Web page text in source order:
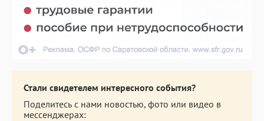
Стали свидетелем интересного события?
Поделитесь с нами новостью, фото или видео в
мессенджерах: